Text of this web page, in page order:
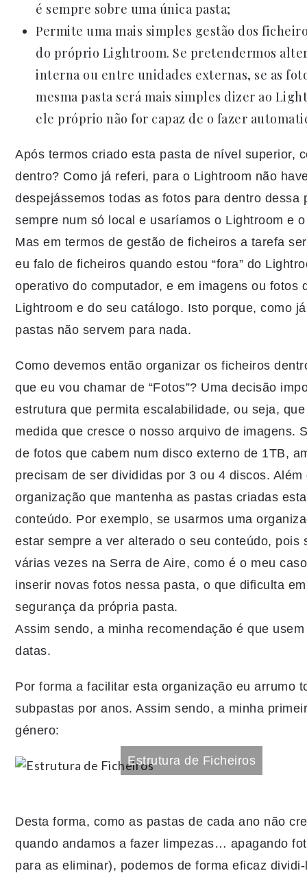
é sempre sobre uma única pasta;
Permite uma mais simples gestão dos
do próprio Lightroom. Se pretendermos
interna ou entre unidades externas, se as
mesma pasta será mais simples dizer ao
ele próprio não for capaz de o fazer
Após termos criado esta pasta de nível superior,
dentro? Como já referi, para o Lightroom não
despejássemos todas as fotos para dentro
sempre num só local e usaríamos o Lightroom e
Mas em termos de gestão de ficheiros a tarefa
eu falo de ficheiros quando estou “fora” do
operativo do computador, e em imagens ou fotos
Lightroom e do seu catálogo. Isto porque, como
pastas não servem para nada.
Como devemos então organizar os ficheiros
que eu vou chamar de “Fotos”? Uma decisão
estrutura que permita escalabilidade, ou seja,
medida que cresce o nosso arquivo de imagens.
de fotos que cabem num disco externo de 1TB,
precisam de ser divididas por 3 ou 4 discos.
organização que mantenha as pastas criadas
conteúdo. Por exemplo, se usarmos uma
estar sempre a ver alterado o seu conteúdo, pois
várias vezes na Serra de Aire, como é o meu
inserir novas fotos nessa pasta, o que dificulta
segurança da própria pasta.
Assim sendo, a minha recomendação é que
datas.
Por forma a facilitar esta organização eu arrumo
subpastas por anos. Assim sendo, a minha
género:
Estrutura de Ficheiros
Desta forma, como as pastas de cada ano não
quando andamos a fazer limpezas… apagando
para as eliminar), podemos de forma eficaz